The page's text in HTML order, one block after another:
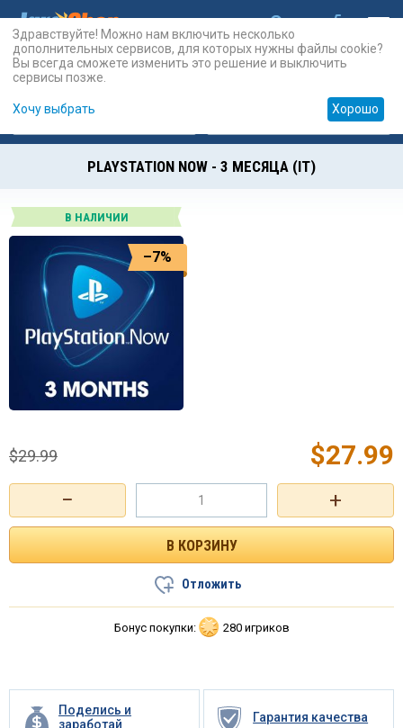
Карты Prepaid
PLAYSTATION NOW - 3 МЕСЯЦА (IT)
В НАЛИЧИИ
–7%
+
−
$27.99
$29.99
Отложить
Бонус покупки: 280 игриков
Поделись и
заработай
Гарантия качества
Здравствуйте! Можно нам включить несколько
дополнительных сервисов, для которых нужны файлы cookie?
Вы всегда сможете изменить это решение и выключить
сервисы позже.
Хочу выбрать Хорошо